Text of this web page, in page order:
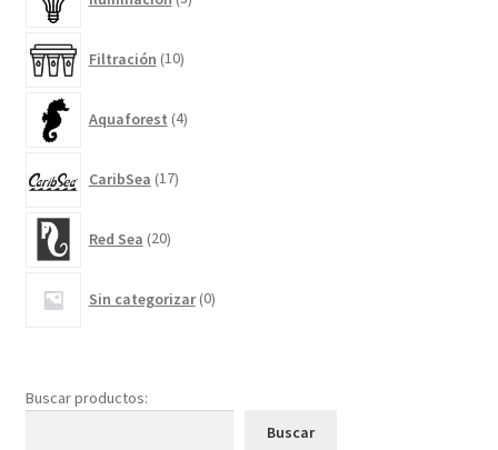
productos
Filtración 10productos
Aquaforest 4productos
CaribSea 17productos
Red Sea 20productos
Sin categorizar 0productos
Buscar productos:
Buscar